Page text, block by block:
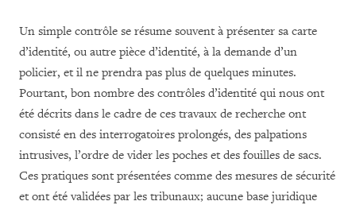
Un simple contrôle se résume souvent à présenter sa carte
d’identité, ou autre pièce d’identité, à la demande d’un
policier, et il ne prendra pas plus de quelques minutes.
Pourtant, bon nombre des contrôles d’identité qui nous ont
été décrits dans le cadre de ces travaux de recherche ont
consisté en des interrogatoires prolongés, des palpations
intrusives, l’ordre de vider les poches et des fouilles de sacs.
Ces pratiques sont présentées comme des mesures de sécurité
et ont été validées par les tribunaux; aucune base juridique